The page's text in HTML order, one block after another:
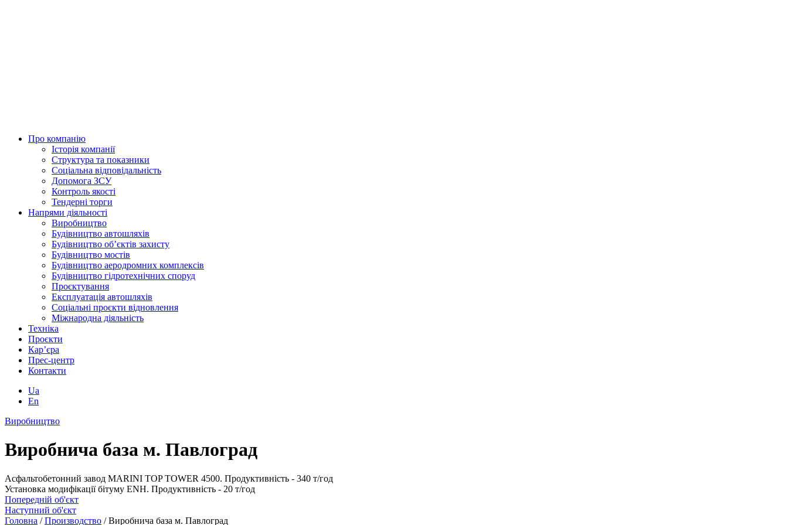
Про компанію
Історія компанії
Структура та показники
Соціальна відповідальність
Допомога ЗСУ
Контроль якості
Тендерні торги
Напрями діяльності
Виробництво
Будівництво автошляхів
Будівництво обʼєктів захисту
Будівництво мостів
Будівництво аеродромних комплексів
Будівництво гідротехнічних споруд
Проєктування
Експлуатація автошляхів
Соціальні проєкти відновлення
Міжнародна діяльність
Техніка
Проєкти
Кар’єра
Прес-центр
Контакти
Ua
En
Виробництво
Виробнича база м. Павлоград
Асфальтобетонний завод MARINI TOP TOWER 4500. Продуктивність - 340 т/год
Установка модифікації бітуму ENH. Продуктивність - 20 т/год
Попередній об'єкт
Наступний об'єкт
Головна / Производство / Виробнича база м. Павлоград